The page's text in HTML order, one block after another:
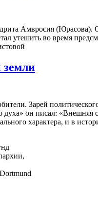
Амвросия
утешить во время
земли
Зарей
духа» он писал:
характера, и в